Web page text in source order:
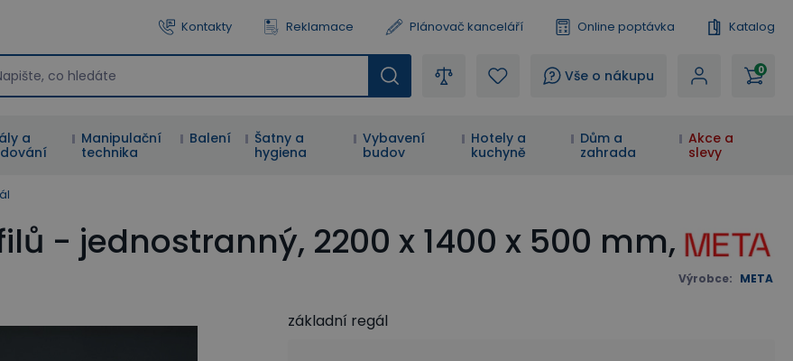
Kontakty Reklamace Plánovač kanceláří Online poptávka Katalog
? Vše o nákupu 0
a
Manipulační
technika
Balení
Šatny a
hygiena
Vybavení
budov
Hotely a
kuchyně
Dům a
zahrada
Akce a
slevy
- jednostranný, 2200 x 1400 x 500 mm,
Výrobce: META
základní regál